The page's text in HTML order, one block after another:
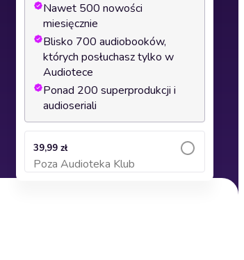
Nawet 500 nowości
miesięcznie
Blisko 700 audiobooków,
których posłuchasz tylko w
Audiotece
Ponad 200 superprodukcji i
audioseriali
39,99 zł
Poza Audioteka Klub
Dodaj do koszyka